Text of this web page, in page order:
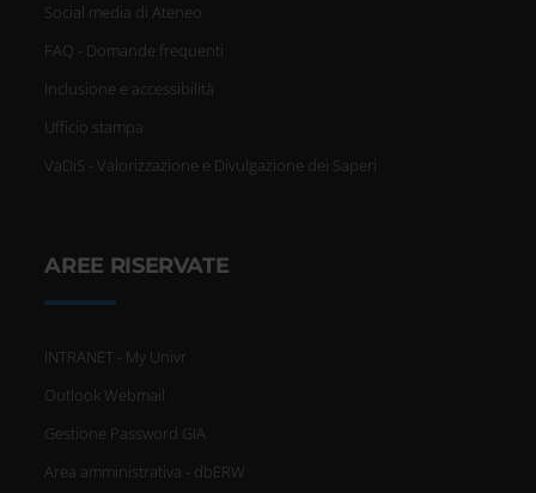
Social media di Ateneo
FAQ - Domande frequenti
Inclusione e accessibilità
Ufficio stampa
VaDiS - Valorizzazione e Divulgazione dei Saperi
AREE RISERVATE
INTRANET - My Univr
Outlook Webmail
Gestione Password GIA
Area amministrativa - dbERW